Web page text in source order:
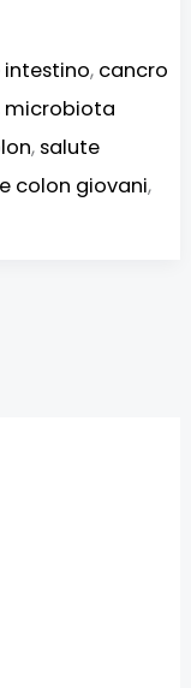
intestino, cancro
microbiota
, salute
colon giovani,